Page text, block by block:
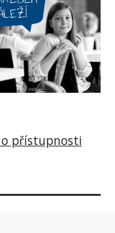
o přístupnosti